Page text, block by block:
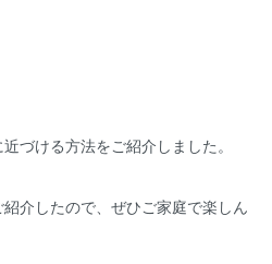
づける方法をご紹介しました。
介したので、ぜひご家庭で楽しん